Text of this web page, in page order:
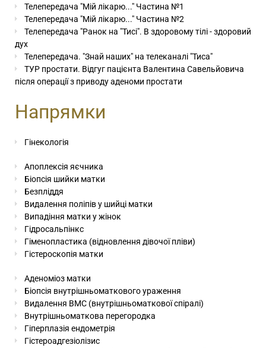
Телепередача "Мій лікарю..." Частина №1
Телепередача "Мій лікарю..." Частина №2
Телепередача "Ранок на "Тисі". В здоровому тілі - здоровий
дух
Телепередача. "Знай наших" на телеканалі "Тиса"
ТУР простати. Відгуг пацієнта Валентина Савельйовича
після операції з приводу аденоми простати
Напрямки
Гінекологія
Апоплексія яєчника
Біопсія шийки матки
Безпліддя
Видалення поліпів у шийці матки
Випадіння матки у жінок
Гідросальпінкс
Гіменопластика (відновлення дівочої пліви)
Гістероскопія матки
Аденоміоз матки
Біопсія внутрішньоматкового ураження
Видалення ВМС (внутрішньоматкової спіралі)
Внутрішньоматкова перегородка
Гіперплазія ендометрія
Гістероадгезіолізис